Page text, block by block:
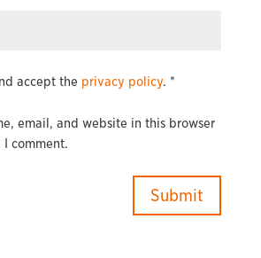
accept the privacy policy. *
email, and website in this browser
comment.